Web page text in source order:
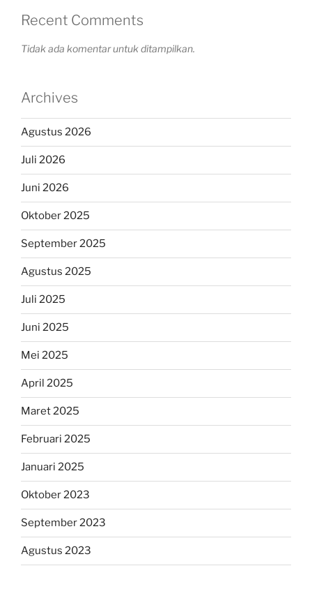
Recent Comments
Tidak ada komentar untuk ditampilkan.
Archives
Agustus 2026
Juli 2026
Juni 2026
Oktober 2025
September 2025
Agustus 2025
Juli 2025
Juni 2025
Mei 2025
April 2025
Maret 2025
Februari 2025
Januari 2025
Oktober 2023
September 2023
Agustus 2023